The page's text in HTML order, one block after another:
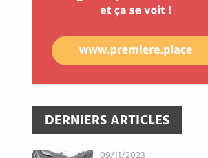
DERNIERS ARTICLES